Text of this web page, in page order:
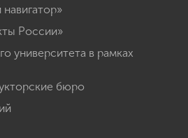
России»
университета в рамках
бюро